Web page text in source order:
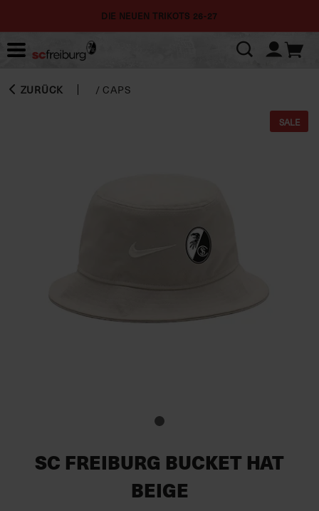
DIE NEUEN TRIKOTS 26-27
ZURÜCK / CAPS
SALE
SC FREIBURG BUCKET HAT
BEIGE